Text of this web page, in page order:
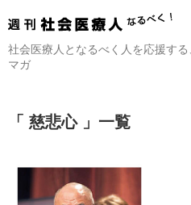
社会医療人となるべく人を応援す
マガ
「 慈悲心 」一覧